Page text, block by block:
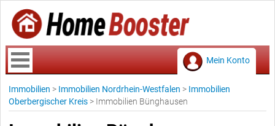
Mein Konto
Immobilien > Immobilien Nordrhein-Westfalen > Immobilien
Oberbergischer Kreis > Immobilien Bünghausen